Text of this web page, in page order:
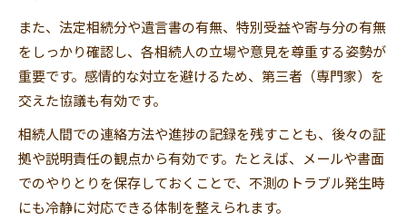
また、法定相続分や遺言書の有無、特別受益や寄与分の有無
をしっかり確認し、各相続人の立場や意見を尊重する姿勢が
重要です。感情的な対立を避けるため、第三者（専門家）を
交えた協議も有効です。
相続人間での連絡方法や進捗の記録を残すことも、後々の証
拠や説明責任の観点から有効です。たとえば、メールや書面
でのやりとりを保存しておくことで、不測のトラブル発生時
にも冷静に対応できる体制を整えられます。